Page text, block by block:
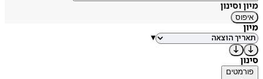
מיון וסינון
איפוס
מיון
▾
סינון
פורמטים